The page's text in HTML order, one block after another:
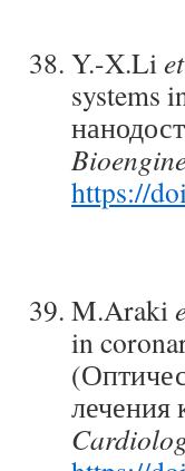
Y.-X.Li
systems
https://
M.Araki
in
лечения